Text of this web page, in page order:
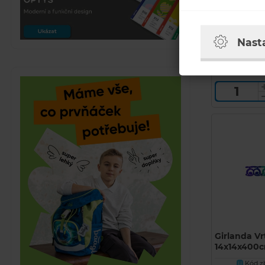
219 Kč
SKLADEM
Girlanda
U
Kód